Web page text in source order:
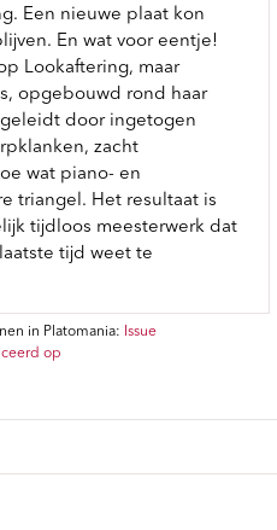
Een nieuwe plaat kon
En wat voor eentje!
Lookaftering, maar
opgebouwd rond haar
door ingetogen
zacht
wat piano- en
triangel. Het resultaat is
tijdloos meesterwerk dat
tijd weet te
in Platomania: Issue
op